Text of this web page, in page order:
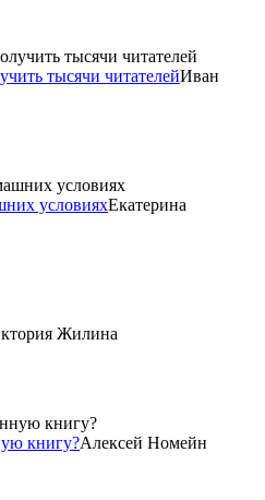
тысячи читателейИван
условияхЕкатерина
Жилина
книгу?Алексей Номейн